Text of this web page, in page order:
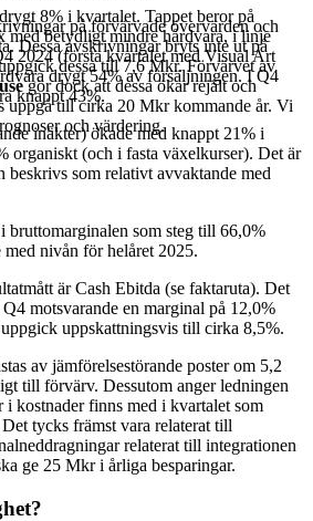
på förvärvade övervärden och
Dessa avskrivningar bryts inte ut på
dessa till 7,6 Mkr. Förvärvet av
gör dock att dessa ökar rejält och
uppgå till cirka 20 Mkr kommande år. Vi
och värdering.
8% i kvartalet. Tappet beror på
med betydligt mindre hårdvara, i linje
2024 (första kvartalet med Visual Art
drygt 54% av försäljningen. I Q4
knappt 43%.
inäkter) ökade med knappt 21% i
organiskt (och i fasta växelkurser). Det är
beskrivs som relativt avvaktande med
bruttomarginalen som steg till 66,0%
nivån för helåret 2025.
är Cash Ebitda (se faktaruta). Det
motsvarande en marginal på 12,0%
uppskattningsvis till cirka 8,5%.
av jämförelsestörande poster om 5,2
till förvärv. Dessutom anger ledningen
kostnader finns med i kvartalet som
tycks främst vara relaterat till
relaterat till integrationen
ge 25 Mkr i årliga besparingar.